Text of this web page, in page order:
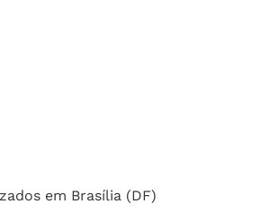
em Brasília (DF)